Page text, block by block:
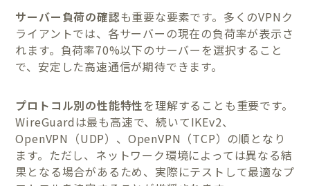
サーバー負荷の確認も重要な要素です。多くのVPNク
ライアントでは、各サーバーの現在の負荷率が表示さ
れます。負荷率70%以下のサーバーを選択すること
で、安定した高速通信が期待できます。
プロトコル別の性能特性を理解することも重要です。
WireGuardは最も高速で、続いてIKEv2、
OpenVPN（UDP）、OpenVPN（TCP）の順となり
ます。ただし、ネットワーク環境によっては異なる結
果となる場合があるため、実際にテストして最適なプ